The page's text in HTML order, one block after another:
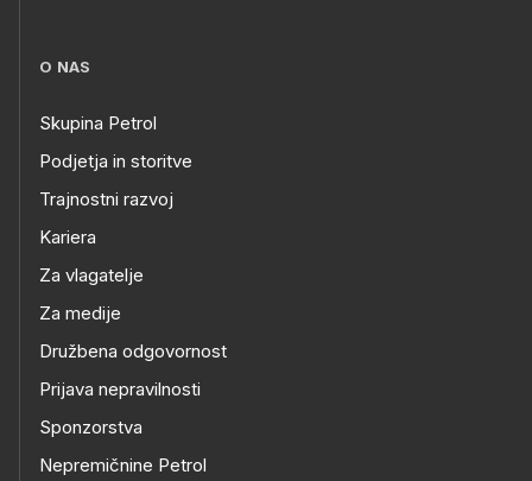
O NAS
Skupina Petrol
Podjetja in storitve
Trajnostni razvoj
Kariera
Za vlagatelje
Za medije
Družbena odgovornost
Prijava nepravilnosti
Sponzorstva
Nepremičnine Petrol